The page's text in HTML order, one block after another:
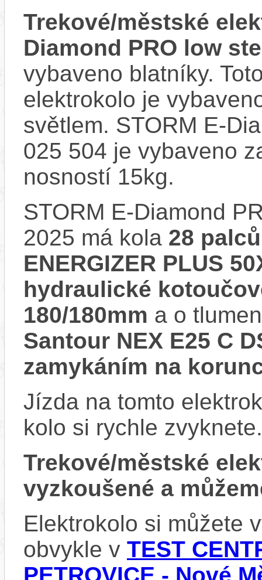
Trekové/městské
Diamond PRO low
vybaveno blatníky.
elektrokolo je
světlem. STORM E-
025 504 je vybaveno
nosností 15kg.
STORM E-Diamond
2025 má kola 28 palců
ENERGIZER PLUS
hydraulické
180/180mm a o
Santour NEX E25 C
zamykáním na
Jízda na tomto
kolo si rychle zvyknete.
Trekové/městské
vyzkoušené a
Elektrokolo si můžete
obvykle v TEST
PETROVICE - Nové